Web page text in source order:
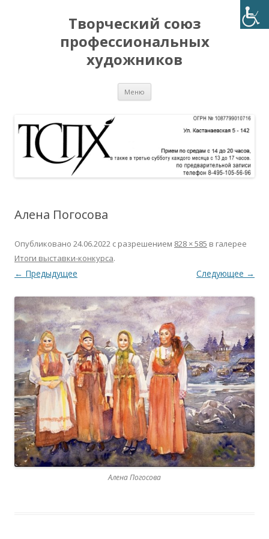
Творческий союз
профессиональных
художников
Меню
Алена Погосова
Опубликовано 24.06.2022 с разрешением 828 × 585 в галерее
Итоги выставки-конкурса.
← Предыдущее Следующее →
Алена Погосова